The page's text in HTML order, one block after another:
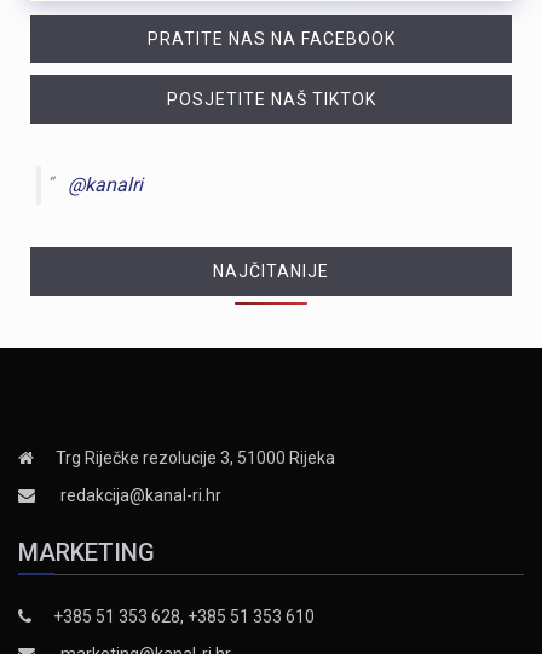
PRATITE NAS NA FACEBOOK
POSJETITE NAŠ TIKTOK
@kanalri
NAJČITANIJE
Trg Riječke rezolucije 3, 51000 Rijeka
redakcija@kanal-ri.hr
MARKETING
+385 51 353 628, +385 51 353 610